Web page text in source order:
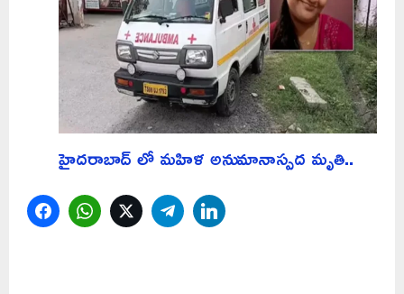
హైదరాబాద్ లో మహిళ అనుమానాస్పద మృతి..
FacebookWhatsAppTwitterTelegram